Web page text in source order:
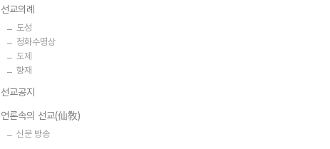
선교의례
도성
정화수명상
도제
향재
선교공지
언론속의 선교(仙敎)
신문 방송